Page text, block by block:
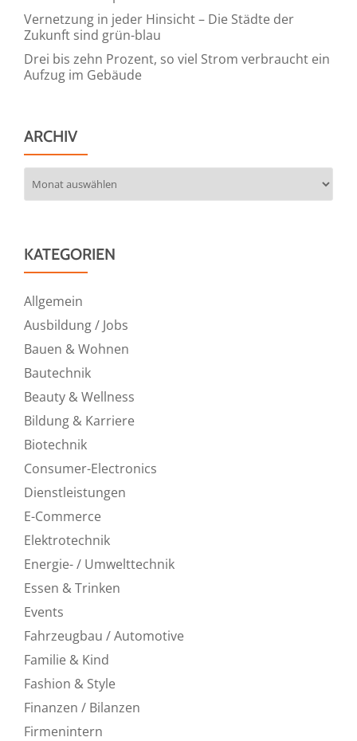
Vernetzung in jeder Hinsicht – Die Städte der
Zukunft sind grün-blau
Drei bis zehn Prozent, so viel Strom verbraucht ein
Aufzug im Gebäude
ARCHIV
KATEGORIEN
Allgemein
Ausbildung / Jobs
Bauen & Wohnen
Bautechnik
Beauty & Wellness
Bildung & Karriere
Biotechnik
Consumer-Electronics
Dienstleistungen
E-Commerce
Elektrotechnik
Energie- / Umwelttechnik
Essen & Trinken
Events
Fahrzeugbau / Automotive
Familie & Kind
Fashion & Style
Finanzen / Bilanzen
Firmenintern